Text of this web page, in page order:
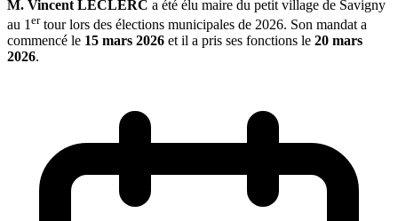
M. Vincent LECLERC a été élu maire du petit village de Savigny
au 1ertour lors des élections municipales de 2026. Son mandat a
commencé le 15 mars 2026 et il a pris ses fonctions le 20 mars
2026.